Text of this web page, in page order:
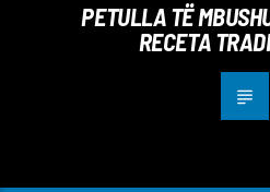
PETULLA TË
RECETA